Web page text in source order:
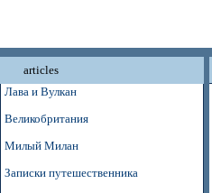
articles
Лава и Вулкан
Великобритания
Милый Милан
Записки путешественника